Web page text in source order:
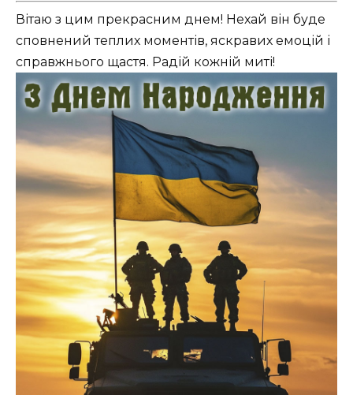
Вітаю з цим прекрасним днем! Нехай він буде
сповнений теплих моментів, яскравих емоцій і
справжнього щастя. Радій кожній миті!